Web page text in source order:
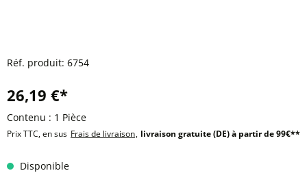
Réf. produit: 6754
26,19 €*
Contenu : 1 Pièce
Prix TTC, en sus Frais de livraison, livraison gratuite (DE) à partir de 99€**
Disponible